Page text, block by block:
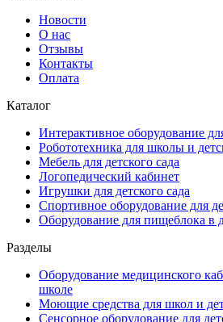
Новости
О нас
Отзывы
Контакты
Оплата
Каталог
Интерактивное оборудование
Робототехника для школы и
Мебель для детского сада
Логопедический кабинет
Игрушки для детского сада
Спортивное оборудование для
Оборудование для пищеблока в
Разделы
Оборудование медицинского
школе
Моющие средства для школ и
Сенсорное оборудование для